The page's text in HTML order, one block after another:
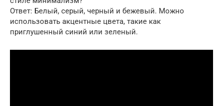
Ответ: Белый, серый, черный и бежевый. Можно
использовать акцентные цвета, такие как
приглушенный синий или зеленый.